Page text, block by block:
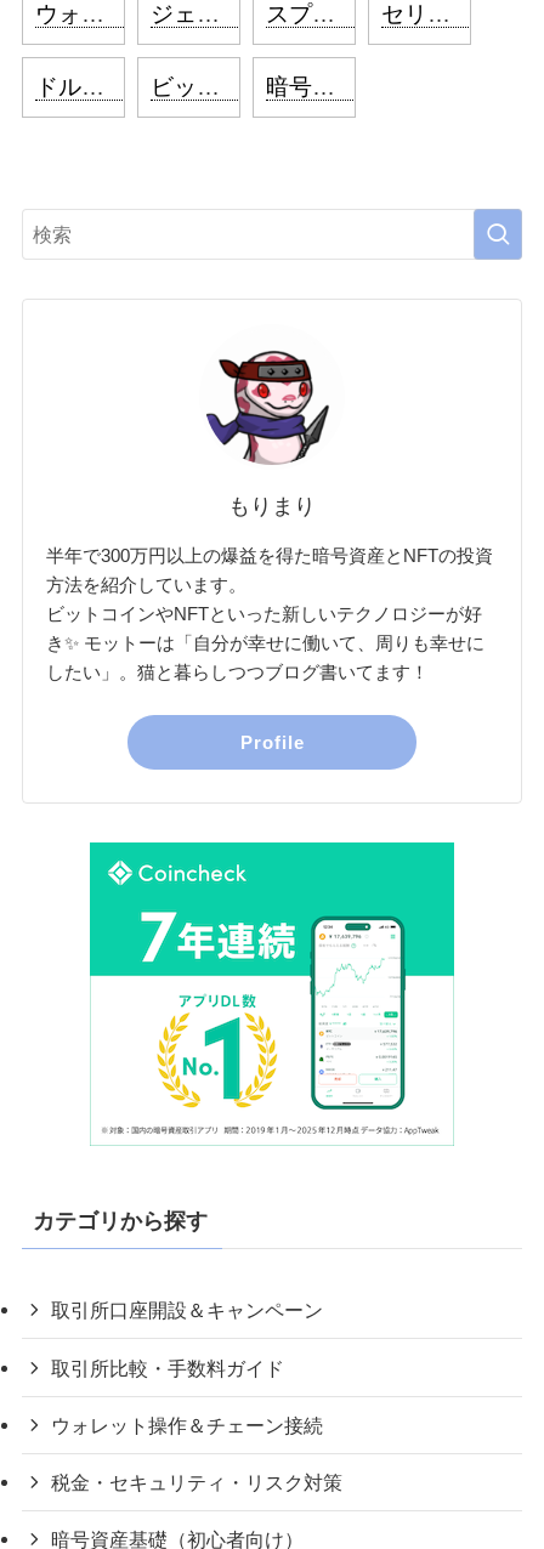
ウォレット ジェネラティブアート スプレッド セリクラ
ドルコスト平均法 ビットコイン 暗号資産（仮想通貨）
もりまり
半年で300万円以上の爆益を得た暗号資産とNFTの投資
方法を紹介しています。
ビットコインやNFTといった新しいテクノロジーが好
き✨ モットーは「自分が幸せに働いて、周りも幸せに
したい」。猫と暮らしつつブログ書いてます！
Profile
カテゴリから探す
取引所口座開設＆キャンペーン
取引所比較・手数料ガイド
ウォレット操作＆チェーン接続
税金・セキュリティ・リスク対策
暗号資産基礎（初心者向け）